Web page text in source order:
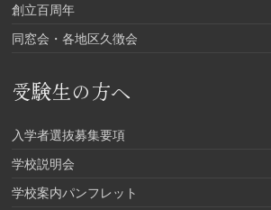
創立百周年
同窓会・各地区久徴会
受験生の方へ
入学者選抜募集要項
学校説明会
学校案内パンフレット